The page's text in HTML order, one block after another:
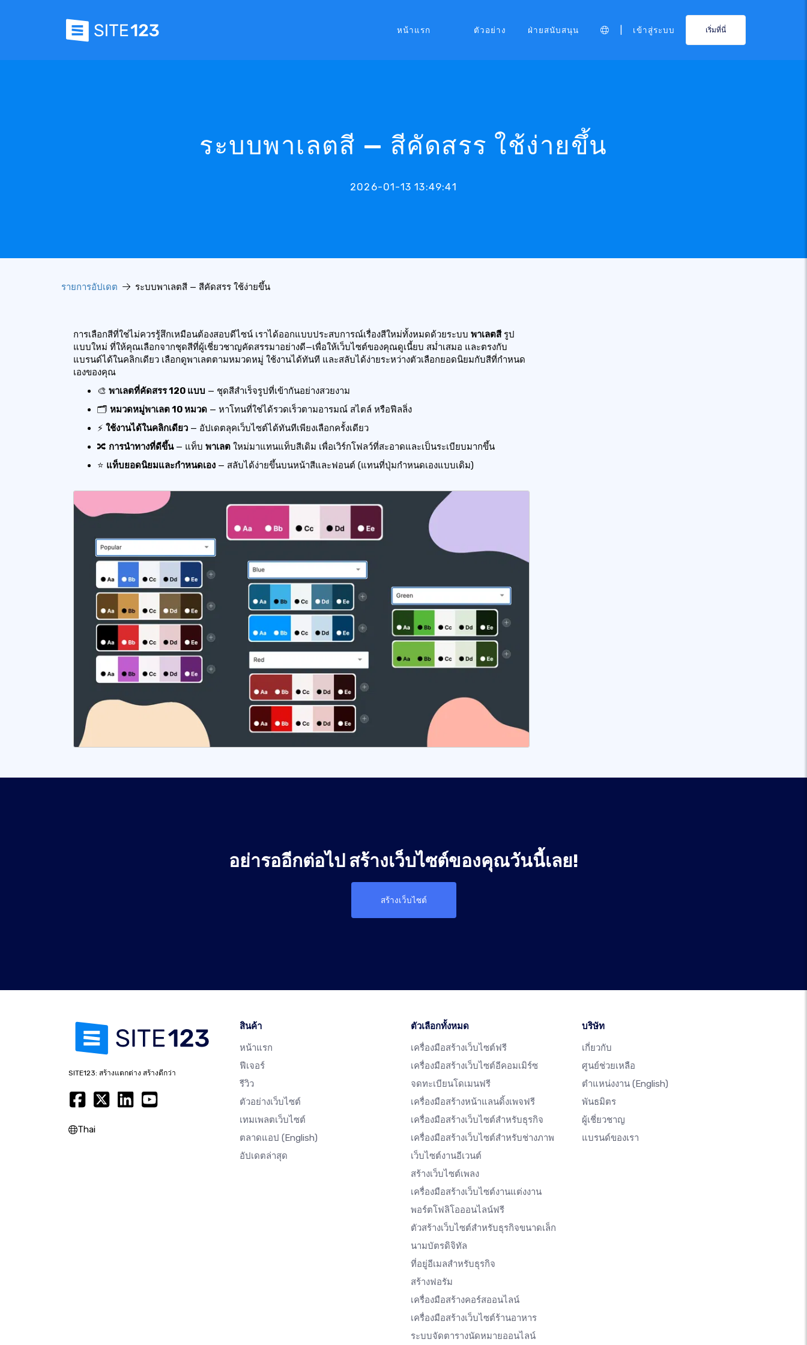
หน้าแรก ตัวอย่าง ฝ่ายสนับสนุน เข้าสู่ระบบ เริ่มที่นี่
ระบบพาเลตสี — สีคัดสรร ใช้ง่ายขึ้น
2026-01-13 13:49:41
รายการอัปเดต ระบบพาเลตสี — สีคัดสรร ใช้ง่ายขึ้น
การเลือกสีที่ใช่ไม่ควรรู้สึกเหมือนต้องสอบดีไซน์ เราได้ออกแบบประสบการณ์เรื่องสีใหม่ทั้งหมดด้วยระบบ พาเลตสีรูป
แบบใหม่ ที่ให้คุณเลือกจากชุดสีที่ผู้เชี่ยวชาญคัดสรรมาอย่างดี—เพื่อให้เว็บไซต์ของคุณดูเนี้ยบ สม่ำเสมอ และตรงกับ
แบรนด์ได้ในคลิกเดียว เลือกดูพาเลตตามหมวดหมู่ ใช้งานได้ทันที และสลับได้ง่ายระหว่างตัวเลือกยอดนิยมกับสีที่กำหนด
เองของคุณ
🎨 พาเลตที่คัดสรร 120 แบบ — ชุดสีสำเร็จรูปที่เข้ากันอย่างสวยงาม
🗂️ หมวดหมู่พาเลต 10 หมวด — หาโทนที่ใช่ได้รวดเร็วตามอารมณ์ สไตล์ หรือฟีลลิ่ง
⚡ ใช้งานได้ในคลิกเดียว — อัปเดตลุคเว็บไซต์ได้ทันทีเพียงเลือกครั้งเดียว
🔀 การนำทางที่ดีขึ้น— แท็บ พาเลต ใหม่มาแทนแท็บสีเดิม เพื่อเวิร์กโฟลว์ที่สะอาดและเป็นระเบียบมากขึ้น
⭐ แท็บยอดนิยมและกำหนดเอง — สลับได้ง่ายขึ้นบนหน้าสีและฟอนต์ (แทนที่ปุ่มกำหนดเองแบบเดิม)
อย่ารออีกต่อไป สร้างเว็บไซต์ของคุณวันนี้เลย!
สร้างเว็บไซต์
SITE123: สร้างแตกต่าง สร้างดีกว่า
Thai
สินค้า
หน้าแรก
ฟีเจอร์
รีวิว
ตัวอย่างเว็บไซต์
เทมเพลตเว็บไซต์
ตลาดแอป (English)
อัปเดตล่าสุด
ตัวเลือกทั้งหมด
เครื่องมือสร้างเว็บไซต์ฟรี
เครื่องมือสร้างเว็บไซต์อีคอมเมิร์ซ
จดทะเบียนโดเมนฟรี
เครื่องมือสร้างหน้าแลนดิ้งเพจฟรี
เครื่องมือสร้างเว็บไซต์สำหรับธุรกิจ
เครื่องมือสร้างเว็บไซต์สำหรับช่างภาพ
เว็บไซต์งานอีเวนต์
สร้างเว็บไซต์เพลง
เครื่องมือสร้างเว็บไซต์งานแต่งงาน
พอร์ตโฟลิโอออนไลน์ฟรี
ตัวสร้างเว็บไซต์สำหรับธุรกิจขนาดเล็ก
นามบัตรดิจิทัล
ที่อยู่อีเมลสำหรับธุรกิจ
สร้างฟอรัม
เครื่องมือสร้างคอร์สออนไลน์
เครื่องมือสร้างเว็บไซต์ร้านอาหาร
ระบบจัดตารางนัดหมายออนไลน์
บริษัท
เกี่ยวกับ
ศูนย์ช่วยเหลือ
ตำแหน่งงาน (English)
พันธมิตร
ผู้เชี่ยวชาญ
แบรนด์ของเรา